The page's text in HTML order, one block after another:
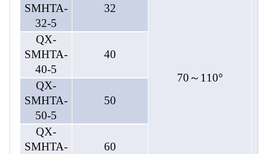
70～110°
SMHTA-
32-5
32
QX-
SMHTA-
40-5
40
QX-
SMHTA-
50-5
50
QX-
SMHTA-
60